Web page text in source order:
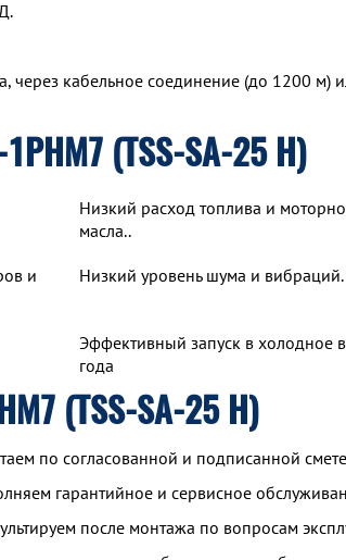
через кабельное соединение (до 1200 м)
(TSS-SA-25 H)
Низкий расход топлива и
масла..
и
Низкий уровень шума и вибраций.
Эффективный запуск в холодное
года
(TSS-SA-25 H)
по согласованной и подписанной
гарантийное и сервисное
после монтажа по вопросам